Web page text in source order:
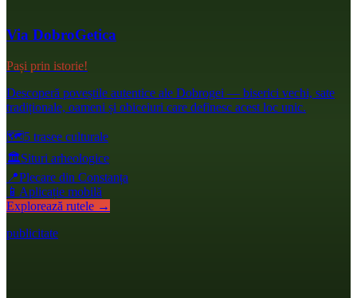
Via DobroGetica
Pași prin istorie!
Descoperă poveștile autentice ale Dobrogei — biserici vechi, sate
tradiționale, oameni și obiceiuri care definesc acest loc unic.
🗺️5 trasee culturale
🏛️Situri arheologice
📍Plecare din Constanța
📱 Aplicație mobilă
Explorează rutele →
publicitate